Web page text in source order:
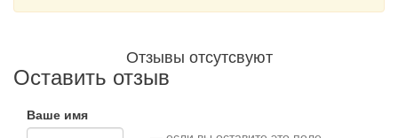
Отзывы отсутсвуют
Оставить отзыв
Ваше имя